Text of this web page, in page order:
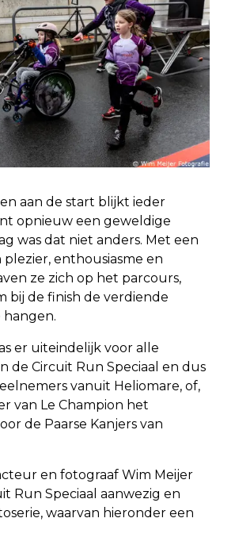
aan de start blijkt ieder
opnieuw een geweldige
was dat niet anders. Met een
enthousiasme en
ze zich op het parcours,
bij de finish de verdiende
hangen.
er uiteindelijk voor alle
de Circuit Run Speciaal en dus
vanuit Heliomare, of,
van Le Champion het
de Paarse Kanjers van
en fotograaf Wim Meijer
Run Speciaal aanwezig en
waarvan hieronder een